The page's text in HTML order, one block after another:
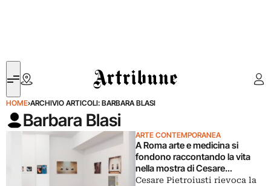
Artribune
HOME›ARCHIVIO ARTICOLI: BARBARA BLASI
Barbara Blasi
ARTE CONTEMPORANEA
A Roma arte e medicina si
fondono raccontando la vita
nella mostra di Cesare
Pietroiusti
Cesare Pietroiusti rievoca la